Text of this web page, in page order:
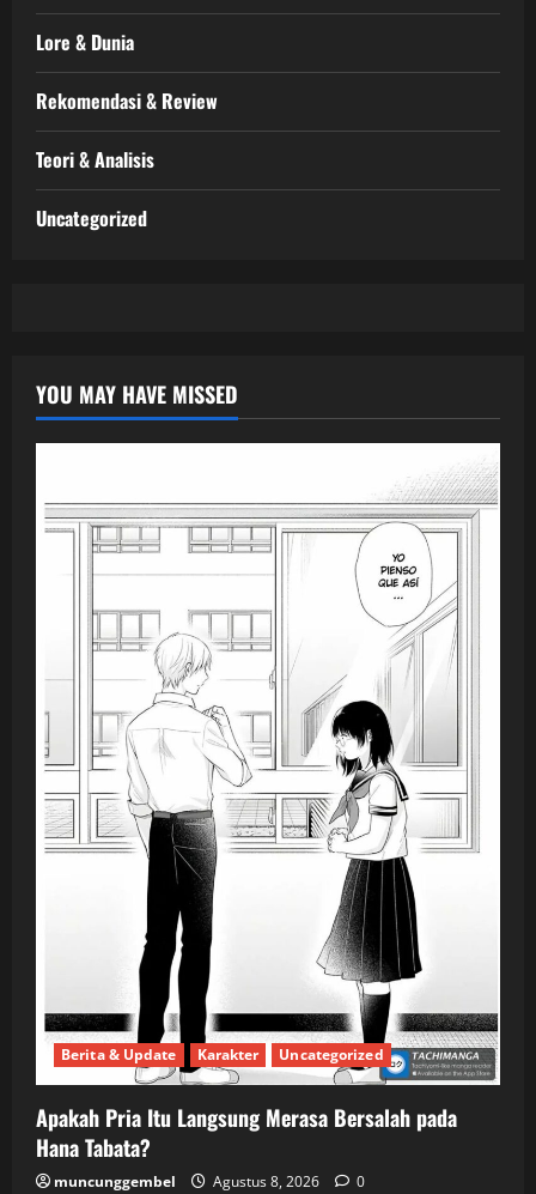
Lore & Dunia
Rekomendasi & Review
Teori & Analisis
Uncategorized
YOU MAY HAVE MISSED
Berita & Update Karakter Uncategorized
Apakah Pria Itu Langsung Merasa Bersalah pada
Hana Tabata?
muncunggembel Agustus 8, 2026 0